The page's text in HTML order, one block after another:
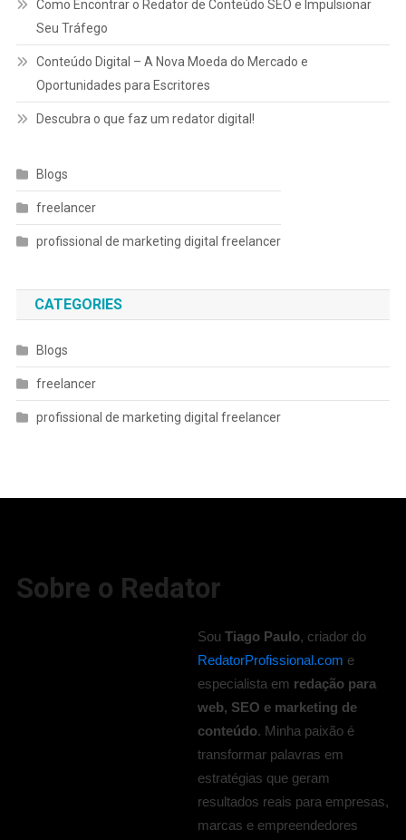
Como Encontrar o Redator de Conteúdo SEO e Impulsionar
Seu Tráfego
Conteúdo Digital – A Nova Moeda do Mercado e
Oportunidades para Escritores
Descubra o que faz um redator digital!
Blogs
freelancer
profissional de marketing digital freelancer
CATEGORIES
Blogs
freelancer
profissional de marketing digital freelancer
Sobre o Redator
SouTiago Paulo, criador do
RedatorProfissional.com e
especialista em redação para
web, SEO e marketing de
conteúdo. Minha paixão é
transformar palavras em
estratégias que geram
resultados reais para empresas,
marcas e empreendedores